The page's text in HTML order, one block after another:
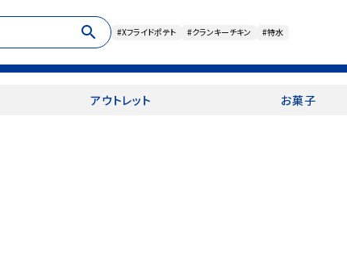
search #Xフライドポテト #クランキーチキン #特水
アウトレット お菓子